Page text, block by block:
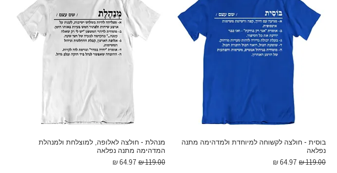
בוסית - חולצה לקשוחה למיוחדת ולמדהימה מתנה
נפלאה
מחיר רגיל מחיר מבצע
מנהלת - חולצה לאלופה, למוצלחת ולמנהלת
המדהימה מתנה נפלאה
מחיר רגיל‏119.00 ‏₪ מחיר מבצע